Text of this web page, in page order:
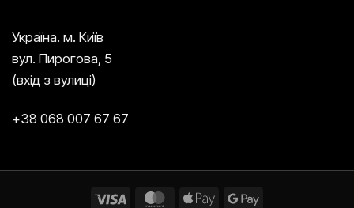
Україна. м. Київ
вул. Пирогова, 5
(вхід з вулиці)
+38 068 007 67 67
Visa MasterCard
Apple Google